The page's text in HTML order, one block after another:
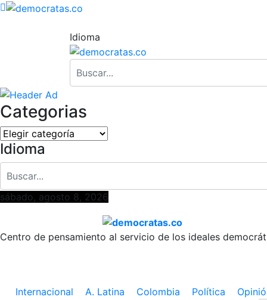
Idioma
Categorias
Categorias
Idioma
sábado, agosto 8, 2026
Centro de pensamiento al servicio de los ideales
Internacional A. Latina Colombia Política